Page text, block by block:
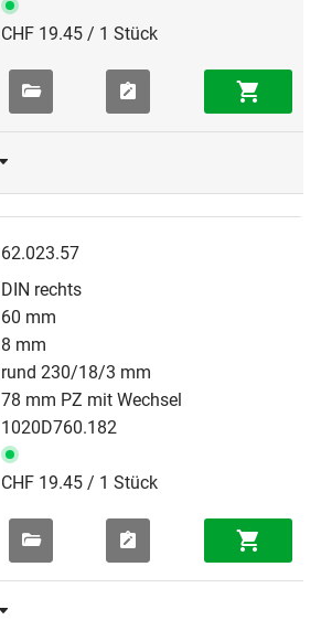
CHF 19.45 / 1 Stück
62.023.57
DIN rechts
60 mm
8 mm
rund 230/18/3 mm
78 mm PZ mit Wechsel
1020D760.182
CHF 19.45 / 1 Stück